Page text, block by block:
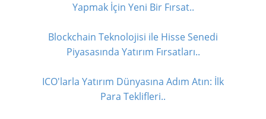
Yapmak İçin Yeni Bir Fırsat..
Blockchain Teknolojisi ile Hisse Senedi
Piyasasında Yatırım Fırsatları..
ICO'larla Yatırım Dünyasına Adım Atın: İlk
Para Teklifleri..